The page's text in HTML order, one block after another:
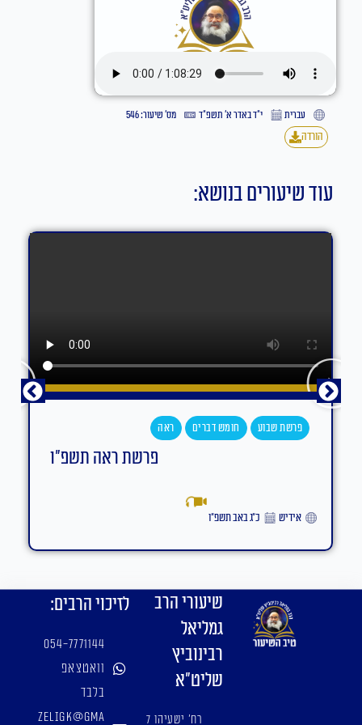
עברית י״ד באדר א׳ תשפ״ד
מס' שיעור: 546
הורדה
עוד שיעורים בנושא:
פרשת שבוע חומש דברים ראה
פרשת ראה תשפ"ו
אידיש כ״ג באב תשפ״ו
שיעורי הרב
גמליאל
רבינוביץ
שליט"א
רח' ישעיהו 7
לזיכוי הרבים:
054-7771144
וואטצאפ
בלבד
zeligk@gma